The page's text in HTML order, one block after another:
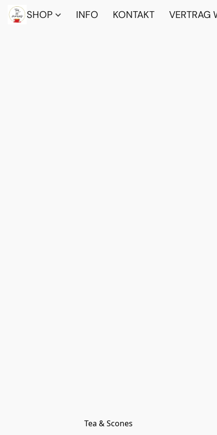
SHOP INFO KONTAKT VERTRAG
Tea & Scones